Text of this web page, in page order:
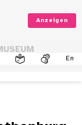
Anzeigen
En